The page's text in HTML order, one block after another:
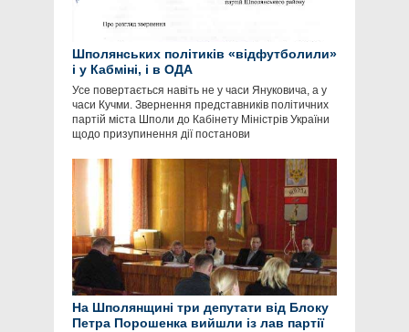
Шполянських політиків «відфутболили»
і у Кабміні, і в ОДА
Усе повертається навіть не у часи Януковича, а у
часи Кучми. Звернення представників політичних
партій міста Шполи до Кабінету Міністрів України
щодо призупинення дії постанови
На Шполянщині три депутати від Блоку
Петра Порошенка вийшли із лав партії